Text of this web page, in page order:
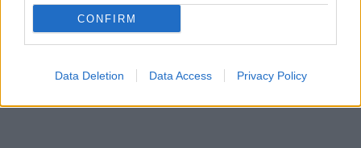
CONFIRM
Data Deletion Data Access Privacy Policy
κινηθείς με δύναμη, αλλά και χωρίς να
καταναλώνεις πολύ καύσιμο.